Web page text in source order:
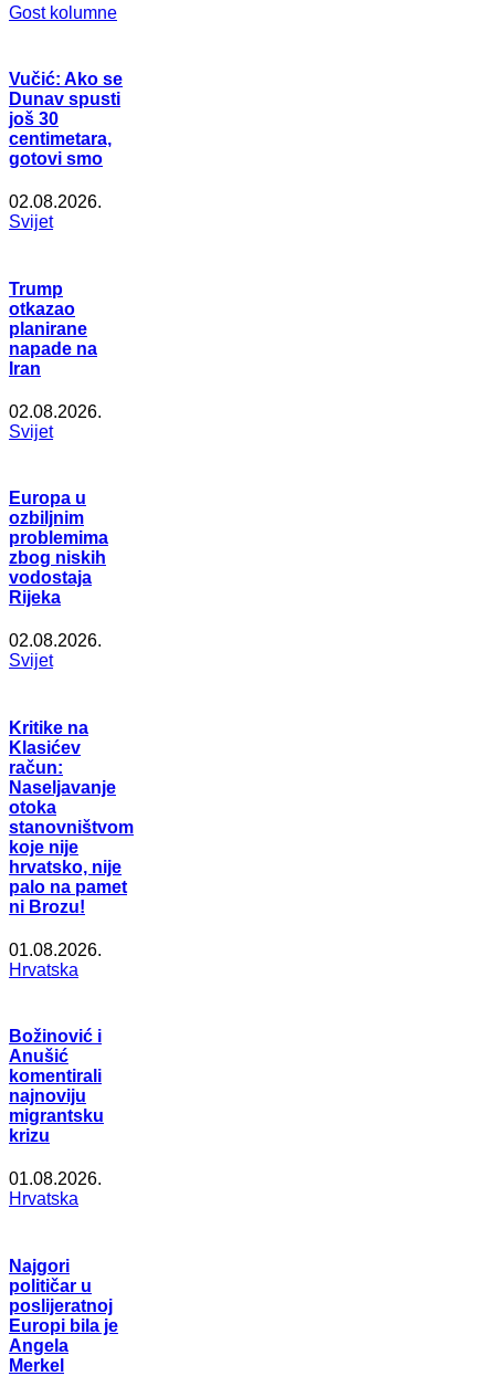
Gost kolumne
Vučić: Ako se
Dunav spusti
još 30
centimetara,
gotovi smo
02.08.2026.
Svijet
Trump
otkazao
planirane
napade na
Iran
02.08.2026.
Svijet
Europa u
ozbiljnim
problemima
zbog niskih
vodostaja
Rijeka
02.08.2026.
Svijet
Kritike na
Klasićev
račun:
Naseljavanje
otoka
stanovništvom
koje nije
hrvatsko, nije
palo na pamet
ni Brozu!
01.08.2026.
Hrvatska
Božinović i
Anušić
komentirali
najnoviju
migrantsku
krizu
01.08.2026.
Hrvatska
Najgori
političar u
poslijeratnoj
Europi bila je
Angela
Merkel